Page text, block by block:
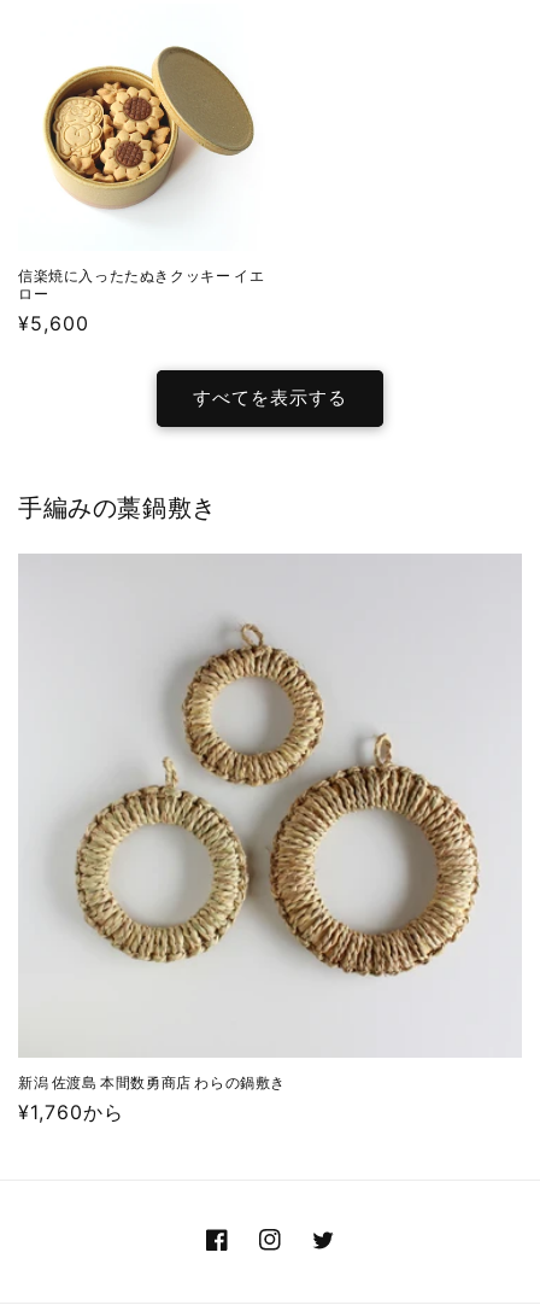
信楽焼に入ったたぬきクッキー イエ
ロー
通
¥5,600
すべてを表示する
手編みの藁鍋敷き
新潟 佐渡島 本間数勇商店 わらの鍋敷き
通
¥1,760から
FacebookInstagramTwitter